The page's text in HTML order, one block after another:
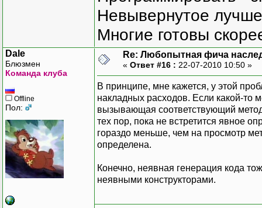
Невывернутое
Многие готовы
Dale
Блюзмен
Команда клуба
Offline
Пол:
Re: Любопытная фича
« Ответ #16 : 22-07-2010 10:50 »
В принципе, мне кажется, у этой
накладных расходов. Если какой-то
вызывающая соответствующий метод
тех пор, пока не встретится явное
гораздо меньше, чем на просмотр
определена.
Конечно, неявная генерация кода
неявными конструкторами.